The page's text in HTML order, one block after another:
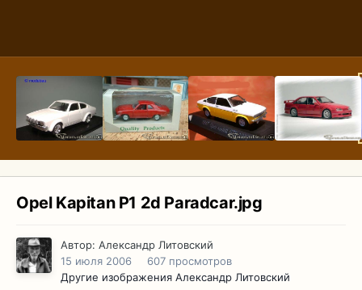
Opel Kapitan P1 2d Paradcar.jpg
Автор: Александр Литовский
15 июля 2006
607 просмотров
Другие изображения Александр Литовский